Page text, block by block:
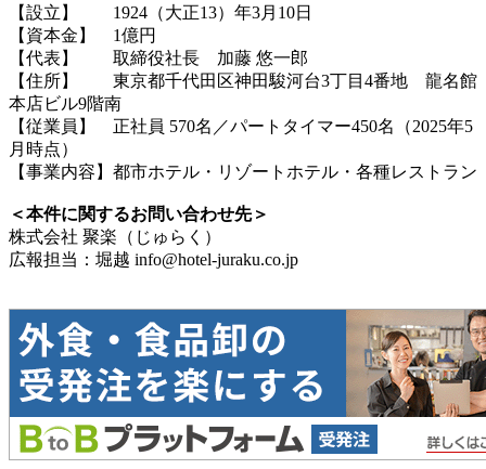
【設立】 1924（大正13）年3月10日
【資本金】 1億円
【代表】 取締役社長 加藤 悠一郎
【住所】 東京都千代田区神田駿河台3丁目4番地 龍名館
本店ビル9階南
【従業員】 正社員 570名／パートタイマー450名（2025年5
月時点）
【事業内容】都市ホテル・リゾートホテル・各種レストラン
＜本件に関するお問い合わせ先＞
株式会社 聚楽（じゅらく）
広報担当：堀越 info@hotel-juraku.co.jp